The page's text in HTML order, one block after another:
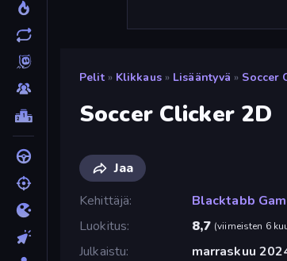
Pelit » Klikkaus » Lisääntyvä » Soccer
Soccer Clicker 2D
Jaa
Kehittäjä
Blacktabb
Luokitus
8,7 (viimeisten 6
Julkaistu
marraskuu